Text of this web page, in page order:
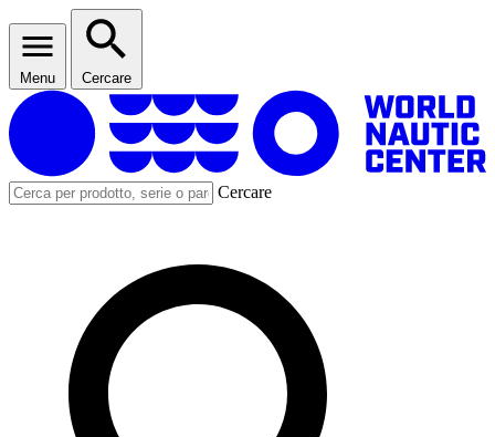
Menu Cercare
Cercare